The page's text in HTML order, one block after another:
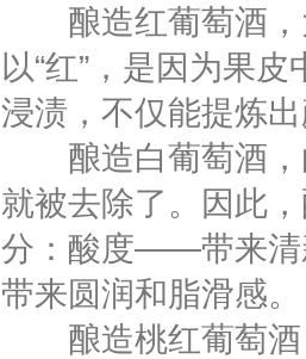
酿造红葡萄酒，
以“红”，是因为果
浸渍，不仅能提炼
酿造白葡萄酒，
就被去除了。因此
分：酸度——带来清
带来圆润和脂滑感。
酿造桃红葡萄酒